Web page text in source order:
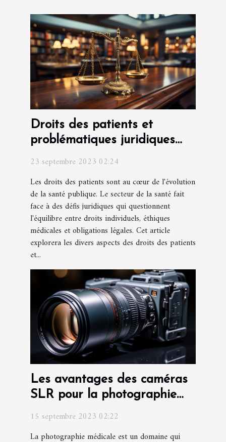
Droits des patients et
problématiques juridiques
23 septembre 2023 02:24
Les droits des patients sont au cœur de l'évolution
de la santé publique. Le secteur de la santé fait
face à des défis juridiques qui questionnent
l'équilibre entre droits individuels, éthiques
médicales et obligations légales. Cet article
explorera les divers aspects des droits des patients
et...
Les avantages des caméras
SLR pour la photographie
médicale
15 septembre 2023 02:22
La photographie médicale est un domaine qui